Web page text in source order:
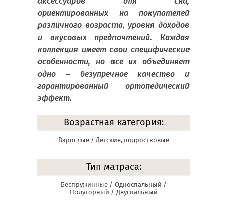
ориентированных на покупателей
различного возраста, уровня доходов
и вкусовых предпочтений. Каждая
коллекция имеет свои специфические
особенности, но все их объединяет
одно – безупречное качество и
гарантированный ортопедический
эффект.
Возрастная категория:
Взрослые / Детские, подростковые
Тип матраса:
Беспружинные / Односпальный /
Полуторный / Двуспальный